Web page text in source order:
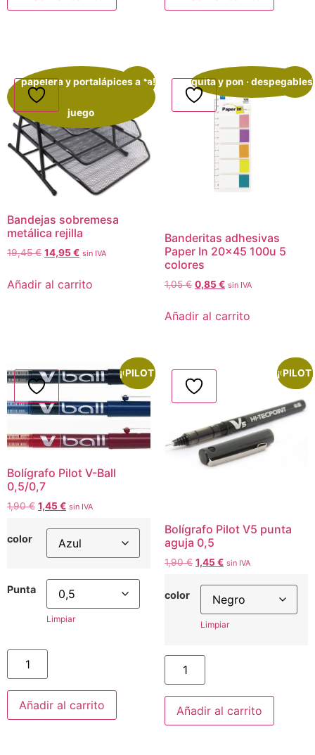
¡Oferta!
papelera y portalápices a
juego
Bandejas sobremesa
metálica rejilla
19,45€ 14,95€ sin IVA
Añadir al carrito
¡Oferta!
quita y pon · despegables
Banderitas adhesivas
Paper In 20×45 100u 5
colores
1,05€ 0,85€ sin IVA
Añadir al carrito
¡Oferta!
PILOT
Bolígrafo Pilot V-Ball
0,5/0,7
1,90€ 1,45€ sin IVA
color
Punta
Limpiar
Añadir al carrito
¡Oferta!
PILOT
Bolígrafo Pilot V5 punta
aguja 0,5
1,90€ 1,45€ sin IVA
color
Limpiar
Añadir al carrito